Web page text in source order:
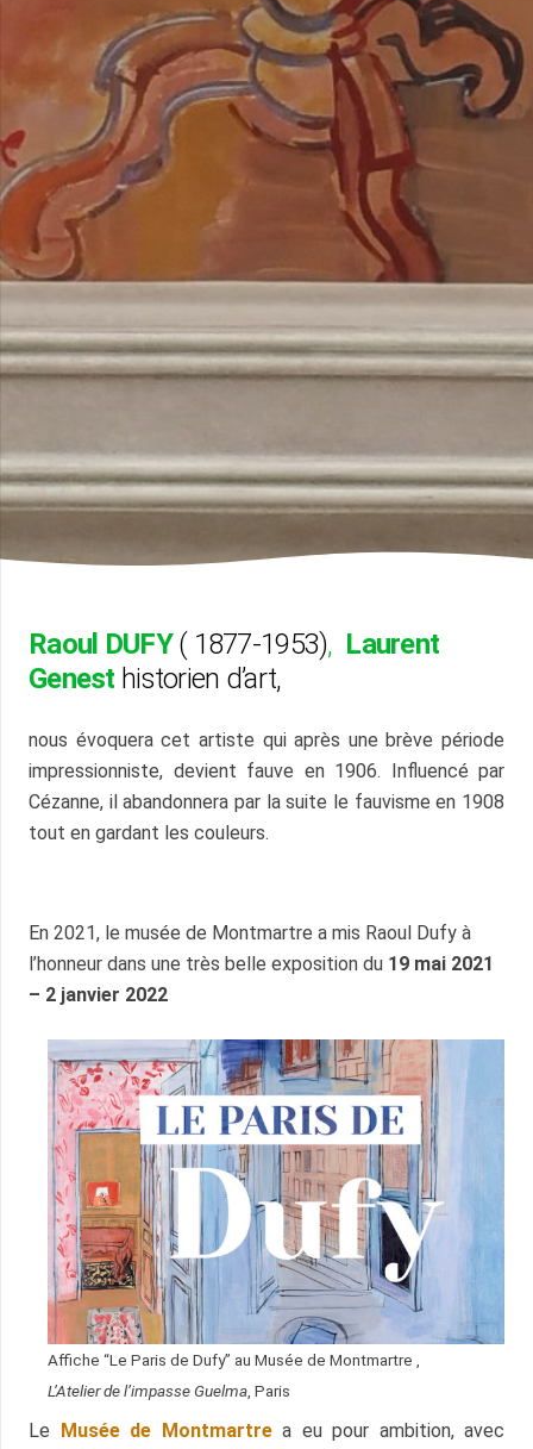
Raoul DUFY ( 1877-1953), Laurent
Genest historien d’art,
nous évoquera cet artiste qui après une brève période
impressionniste, devient fauve en 1906. Influencé par
Cézanne, il abandonnera par la suite le fauvisme en 1908
tout en gardant les couleurs.
En 2021, le musée de Montmartre a mis Raoul Dufy à
l’honneur dans une très belle exposition du 19 mai 2021
– 2 janvier 2022
Affiche “Le Paris de Dufy” au Musée de Montmartre ,
L’Atelier de l’impasse Guelma , Paris
Le Musée de Montmartrea eu pour ambition, avec